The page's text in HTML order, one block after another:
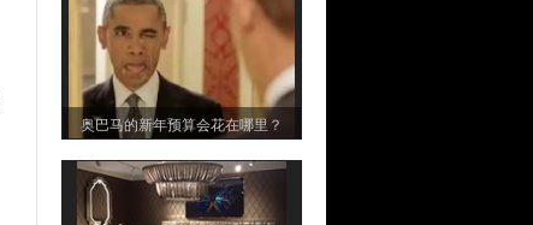
奥巴马的新年预算会花在哪里？